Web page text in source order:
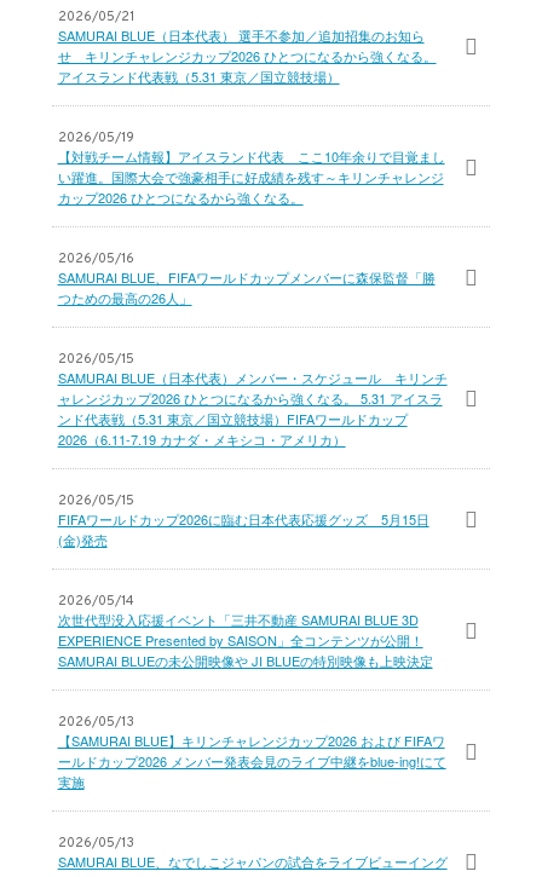
2026/05/21
SAMURAI BLUE（日本代表） 選手不参加／追加招集のお知ら
せ キリンチャレンジカップ2026 ひとつになるから強くなる。
アイスランド代表戦（5.31 東京／国立競技場）
2026/05/19
【対戦チーム情報】アイスランド代表 ここ10年余りで目覚まし
い躍進。国際大会で強豪相手に好成績を残す～キリンチャレンジ
カップ2026 ひとつになるから強くなる。
2026/05/16
SAMURAI BLUE、FIFAワールドカップメンバーに森保監督「勝
つための最高の26人」
2026/05/15
SAMURAI BLUE（日本代表）メンバー・スケジュール キリンチ
ャレンジカップ2026 ひとつになるから強くなる。 5.31 アイスラ
ンド代表戦（5.31 東京／国立競技場）FIFAワールドカップ
2026（6.11-7.19 カナダ・メキシコ・アメリカ）
2026/05/15
FIFAワールドカップ2026に臨む日本代表応援グッズ 5月15日
(金)発売
2026/05/14
次世代型没入応援イベント「三井不動産 SAMURAI BLUE 3D
EXPERIENCE Presented by SAISON」全コンテンツが公開！
SAMURAI BLUEの未公開映像や JI BLUEの特別映像も上映決定
2026/05/13
【SAMURAI BLUE】キリンチャレンジカップ2026 および FIFAワ
ールドカップ2026 メンバー発表会見のライブ中継をblue-ing!にて
実施
2026/05/13
SAMURAI BLUE、なでしこジャパンの試合をライブビューイング